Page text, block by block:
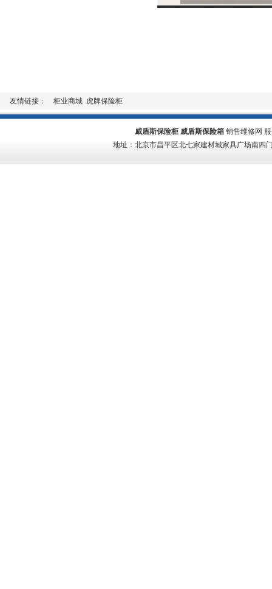
友情链接： 柜业商城 虎牌保险柜
威盾斯保险柜 威盾斯保险箱 销售维修网 服
地址：北京市昌平区北七家建材城家具广场南四